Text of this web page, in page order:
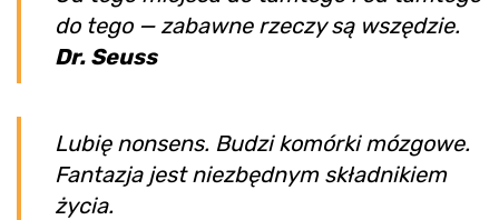
do tego — zabawne rzeczy są wszędzie.
Dr. Seuss
Lubię nonsens. Budzi komórki mózgowe.
Fantazja jest niezbędnym składnikiem
życia.